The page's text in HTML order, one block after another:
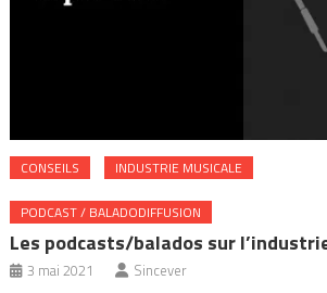
CONSEILS INDUSTRIE MUSICALE
PODCAST / BALADODIFFUSION
Les podcasts/balados sur
3 mai 2021 Sincever